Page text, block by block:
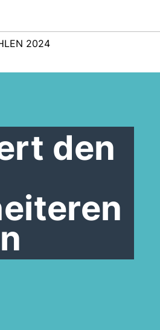
2024
den